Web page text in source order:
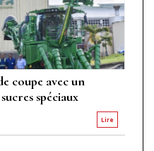
coupe avec un
spéciaux
Lire